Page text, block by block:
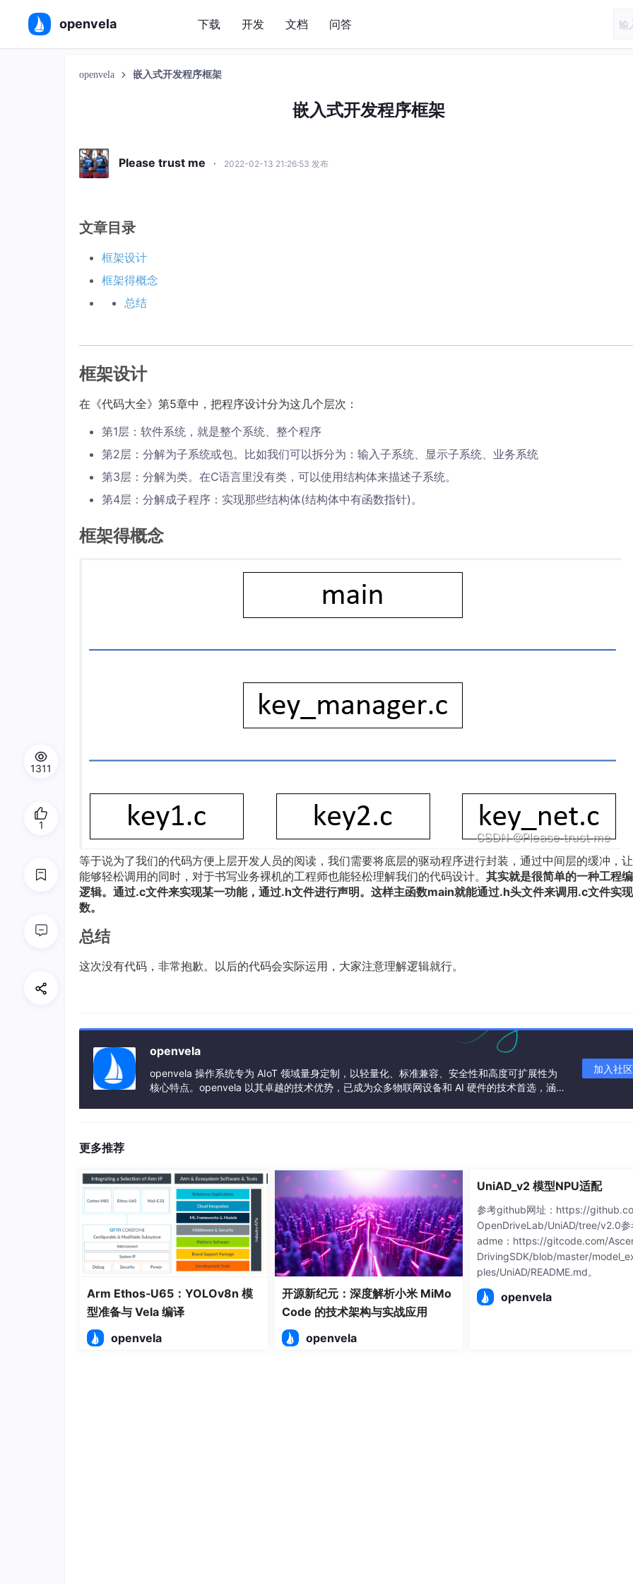
openvela 下载 开发 文档 问答
openvela 嵌入式开发程序框架
嵌入式开发程序框架
Please trust me · 2022-02-13 21:26:53 发布
文章目录
框架设计
框架得概念
总结
框架设计
在《代码大全》第5章中，把程序设计分为这几个层次：
第1层：软件系统，就是整个系统、整个程序
第2层：分解为子系统或包。比如我们可以拆分为：输入子系统、显示子系统、业务系统
第3层：分解为类。在C语言里没有类，可以使用结构体来描述子系统。
第4层：分解成子程序：实现那些结构体(结构体中有函数指针)。
框架得概念
等于说为了我们的代码方便上层开发人员的阅读，我们需要将底层的驱动程序进行封装，通过中间层的缓冲，
能够轻松调用的同时，对于书写业务裸机的工程师也能轻松理解我们的代码设计。 其实就是很简单的一种工程
逻辑。通过.c文件来实现某一功能，通过.h文件进行声明。这样主函数main就能通过.h头文件来调用.c文件实
数。
总结
这次没有代码，非常抱歉。以后的代码会实际运用，大家注意理解逻辑就行。
openvela
openvela 操作系统专为 AIoT 领域量身定制，以轻量化、标准兼容、安全性和高度可扩展性为
核心特点。openvela 以其卓越的技术优势，已成为众多物联网设备和 AI 硬件的技术首选，涵盖
加入社区
更多推荐
Arm Ethos‑U65：YOLOv8n 模
型准备与 Vela 编译
openvela
开源新纪元：深度解析小米 MiMo
Code 的技术架构与实战应用
openvela
UniAD_v2 模型NPU适配
参考github网址：https://
OpenDriveLab/UniAD/tree/v2.0参
adme：https://gitcode.com/
DrivingSDK/blob/master/
ples/UniAD/README.md。
openvela
1311
1